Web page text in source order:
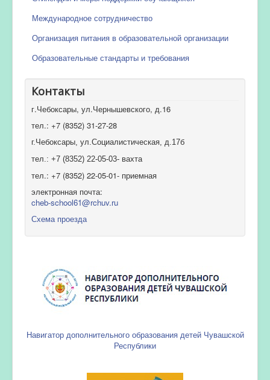
Международное сотрудничество
Организация питания в образовательной организации
Образовательные стандарты и требования
Контакты
г.Чебоксары, ул.Чернышевского, д.16
тел.: +7 (8352) 31-27-28
г.Чебоксары, ул.Социалистическая, д.17б
тел.: +7 (8352) 22-05-03- вахта
тел.: +7 (8352) 22-05-01- приемная
электронная почта:
cheb-school61@rchuv.ru
Схема проезда
Навигатор дополнительного образования детей Чувашской
Республики